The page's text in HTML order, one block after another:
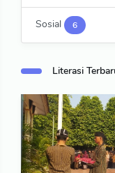
Sosial 6
Literasi